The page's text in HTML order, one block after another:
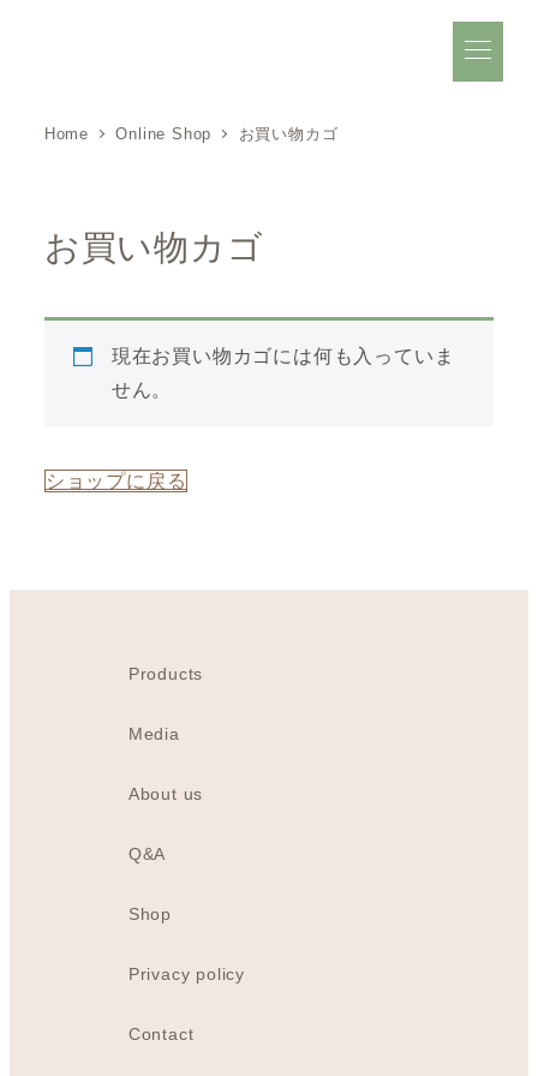
Home Online Shop お買い物カゴ
お買い物カゴ
現在お買い物カゴには何も入っていま
せん。
ショップに戻る
Products
Media
About us
Q&A
Shop
Privacy policy
Contact